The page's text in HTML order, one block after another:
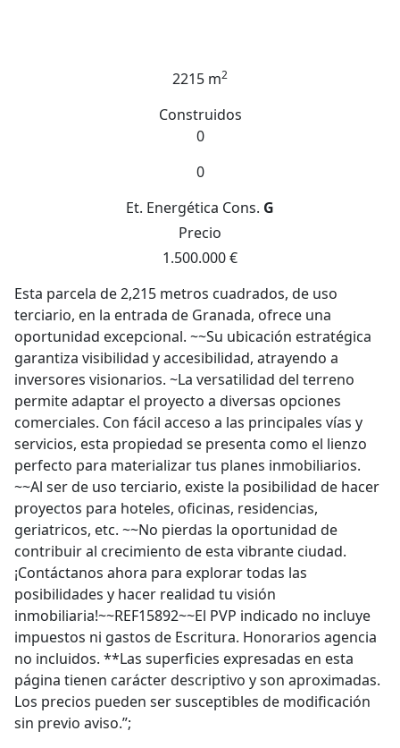
2215 m2
Construidos
0
0
Et. Energética Cons. G
Precio
1.500.000 €
Esta parcela de 2,215 metros cuadrados, de uso
terciario, en la entrada de Granada, ofrece una
oportunidad excepcional. ~~Su ubicación estratégica
garantiza visibilidad y accesibilidad, atrayendo a
inversores visionarios. ~La versatilidad del terreno
permite adaptar el proyecto a diversas opciones
comerciales. Con fácil acceso a las principales vías y
servicios, esta propiedad se presenta como el lienzo
perfecto para materializar tus planes inmobiliarios.
~~Al ser de uso terciario, existe la posibilidad de hacer
proyectos para hoteles, oficinas, residencias,
geriatricos, etc. ~~No pierdas la oportunidad de
contribuir al crecimiento de esta vibrante ciudad.
¡Contáctanos ahora para explorar todas las
posibilidades y hacer realidad tu visión
inmobiliaria!~~REF15892~~El PVP indicado no incluye
impuestos ni gastos de Escritura. Honorarios agencia
no incluidos. **Las superficies expresadas en esta
página tienen carácter descriptivo y son aproximadas.
Los precios pueden ser susceptibles de modificación
sin previo aviso.”;